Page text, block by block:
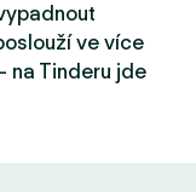
ve více
na Tinderu jde